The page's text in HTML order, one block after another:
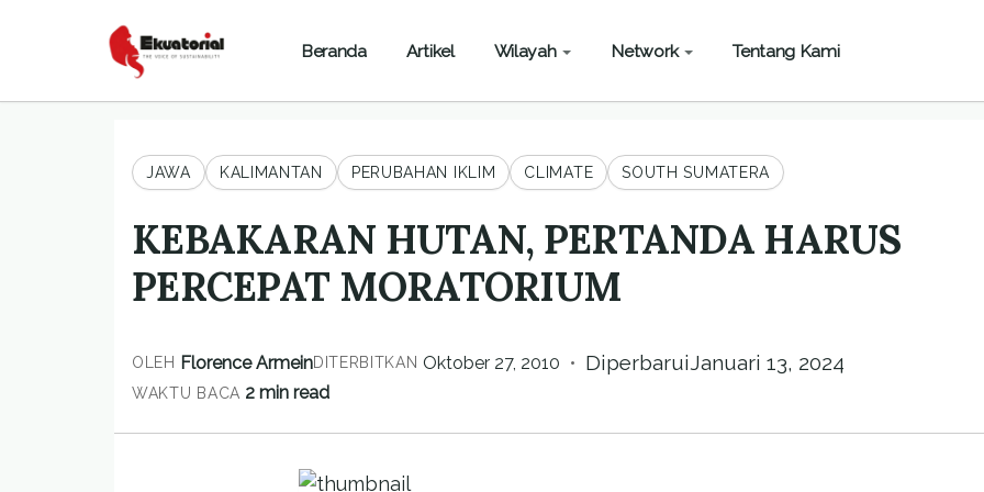
Beranda Artikel Wilayah Network Tentang Kami
JAWA KALIMANTAN PERUBAHAN IKLIM CLIMATE SOUTH SUMATERA
KEBAKARAN HUTAN, PERTANDA HARUS
PERCEPAT MORATORIUM
OLEH Florence ArmeinDITERBITKAN Oktober 27, 2010 • DiperbaruiJanuari 13, 2024
WAKTU BACA 2 min read